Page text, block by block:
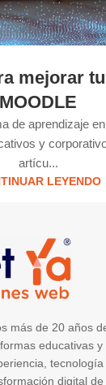
mejorar
MOODLE
de aprendizaje
y
artícu...
LEYENDO
más de 20 años
educativas
digital